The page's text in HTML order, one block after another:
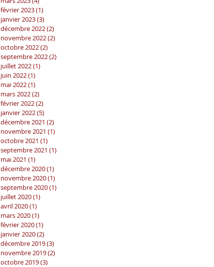
février 2023(1)
janvier 2023(3)
décembre 2022(2)
novembre 2022(2)
octobre 2022(2)
septembre 2022(2)
juillet 2022(1)
juin 2022(1)
mai 2022(1)
mars 2022(2)
février 2022(2)
janvier 2022(5)
décembre 2021 (2)
novembre 2021 (1)
octobre 2021 (1)
septembre 2021 (1)
mai 2021 (1)
décembre 2020(1)
novembre 2020(1)
septembre 2020(1)
juillet 2020(1)
avril 2020(1)
mars 2020(1)
février 2020(1)
janvier 2020(2)
décembre 2019(3)
novembre 2019(2)
octobre 2019(3)